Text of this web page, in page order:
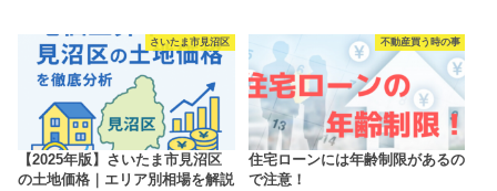
さいたま市見沼区
【2025年版】さいたま市見沼区
の土地価格｜エリア別相場を解説
不動産買う時の事
住宅ローンには年齢制限があるの
で注意！